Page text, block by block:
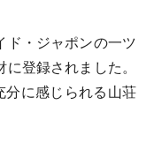
ド・ジャポンの一ツ
登録されました。
分に感じられる山荘